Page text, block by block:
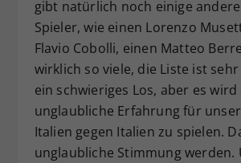
gibt natürlich noch einige
Spieler, wie einen Lorenzo
Flavio Cobolli, einen Matteo
wirklich so viele, die Liste ist sehr
ein schwieriges Los, aber es wird
unglaubliche Erfahrung für
Italien gegen Italien zu spielen.
unglaubliche Stimmung werden.